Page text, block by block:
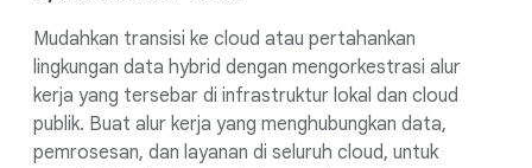
Mudahkan transisi ke cloud atau pertahankan
lingkungan data hybrid dengan mengorkestrasi alur
kerja yang tersebar di infrastruktur lokal dan cloud
publik. Buat alur kerja yang menghubungkan data,
pemrosesan, dan layanan di seluruh cloud, untuk